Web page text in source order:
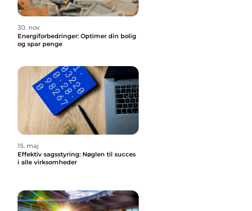
30. nov
Energiforbedringer: Optimer din bolig
og spar penge
15. maj
Effektiv sagsstyring: Nøglen til succes
i alle virksomheder